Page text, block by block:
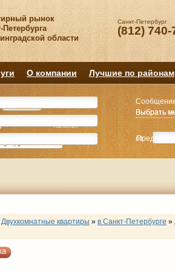
рынок
Петербурга
области
Санкт-Петербург
(812) 740-
О компании Лучшие по районам
Комнат
Выбрать
от
Комнат
Выбрать
Двухкомнатные квартиры » в Санкт-Петербурге »